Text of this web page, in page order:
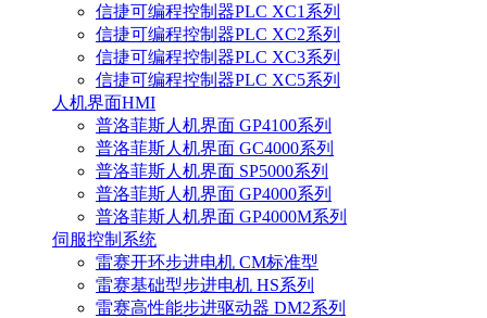
信捷可编程控制器PLC XC1系列
信捷可编程控制器PLC XC2系列
信捷可编程控制器PLC XC3系列
信捷可编程控制器PLC XC5系列
人机界面HMI
普洛菲斯人机界面 GP4100系列
普洛菲斯人机界面 GC4000系列
普洛菲斯人机界面 SP5000系列
普洛菲斯人机界面 GP4000系列
普洛菲斯人机界面 GP4000M系列
伺服控制系统
雷赛开环步进电机 CM标准型
雷赛基础型步进电机 HS系列
雷赛高性能步进驱动器 DM2系列